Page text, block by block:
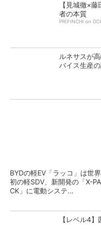
【見城徹×
者の本質
PR(FINCHI on
ルネサスが
バイス生産
BYDの軽EV「ラッコ」は世界
初の軽SDV、新開発の「X-PA
CK」に電動システ...
【レベル4